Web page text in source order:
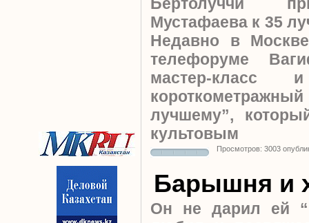
Мустафаева к 35
Недавно в
телефоруме
мастер-
лучшему”,
культовым
Просмотров: 3003
Барышня и
Он не дарил ей